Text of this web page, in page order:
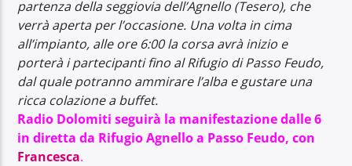
partenza della seggiovia dell’Agnello (Tesero), che
verrà aperta per l’occasione. Una volta in cima
all’impianto, alle ore 6:00 la corsa avrà inizio e
porterà i partecipanti fino al Rifugio di Passo Feudo,
dal quale potranno ammirare l’alba e gustare una
ricca colazione a buffet.
Radio Dolomiti seguirà la manifestazione dalle 6
in diretta da Rifugio Agnello a Passo Feudo, con
Francesca.